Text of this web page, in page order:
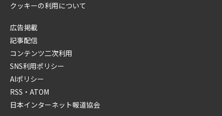
クッキーの利用について
広告掲載
記事配信
コンテンツ二次利用
SNS利用ポリシー
AIポリシー
RSS・ATOM
日本インターネット報道協会